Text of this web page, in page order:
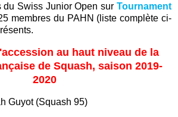
du Swiss Junior Open sur Tournament
membres du PAHN (liste complète ci-
au haut niveau de la
de Squash, saison 2019-
2020
Guyot (Squash 95)